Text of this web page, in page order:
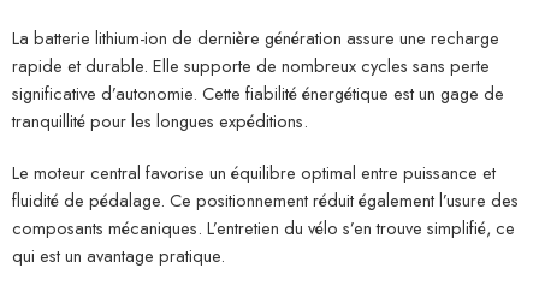
La batterie lithium-ion de dernière génération assure une recharge
rapide et durable. Elle supporte de nombreux cycles sans perte
significative d’autonomie. Cette fiabilité énergétique est un gage de
tranquillité pour les longues expéditions.
Le moteur central favorise un équilibre optimal entre puissance et
fluidité de pédalage. Ce positionnement réduit également l’usure des
composants mécaniques. L’entretien du vélo s’en trouve simplifié, ce
qui est un avantage pratique.